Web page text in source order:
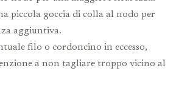
piccola goccia di colla al nodo per
aggiuntiva.
filo o cordoncino in eccesso,
a non tagliare troppo vicino al